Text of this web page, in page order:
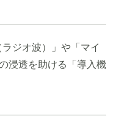
ジオ波）」や「マイ
浸透を助ける「導入機